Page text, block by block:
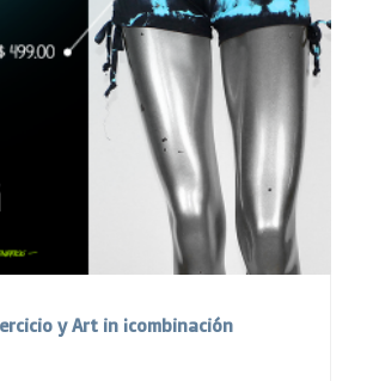
y Art in ¡combinación